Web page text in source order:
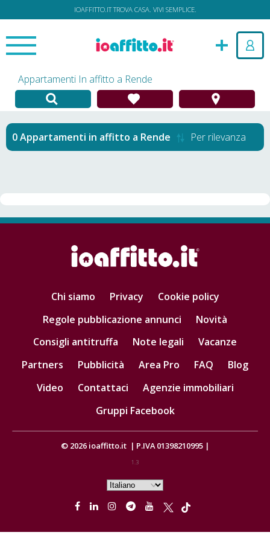
IOAFFITTO.IT TROVA CASA. VIVI SEMPLICE.
Appartamenti In affitto a Rende
Appartamenti in affitto a Rende Per rilevanza
Chi siamo Privacy
Cookie policy
Regole pubblicazione annunci
Novità
Consigli antitruffa
Note legali
Vacanze
Partners
Pubblicità Area Pro FAQ
Blog
Video
Contattaci
Agenzie immobiliari
Gruppi Facebook
© 2026 ioaffitto.it | P.IVA 01398210995 |
1.3